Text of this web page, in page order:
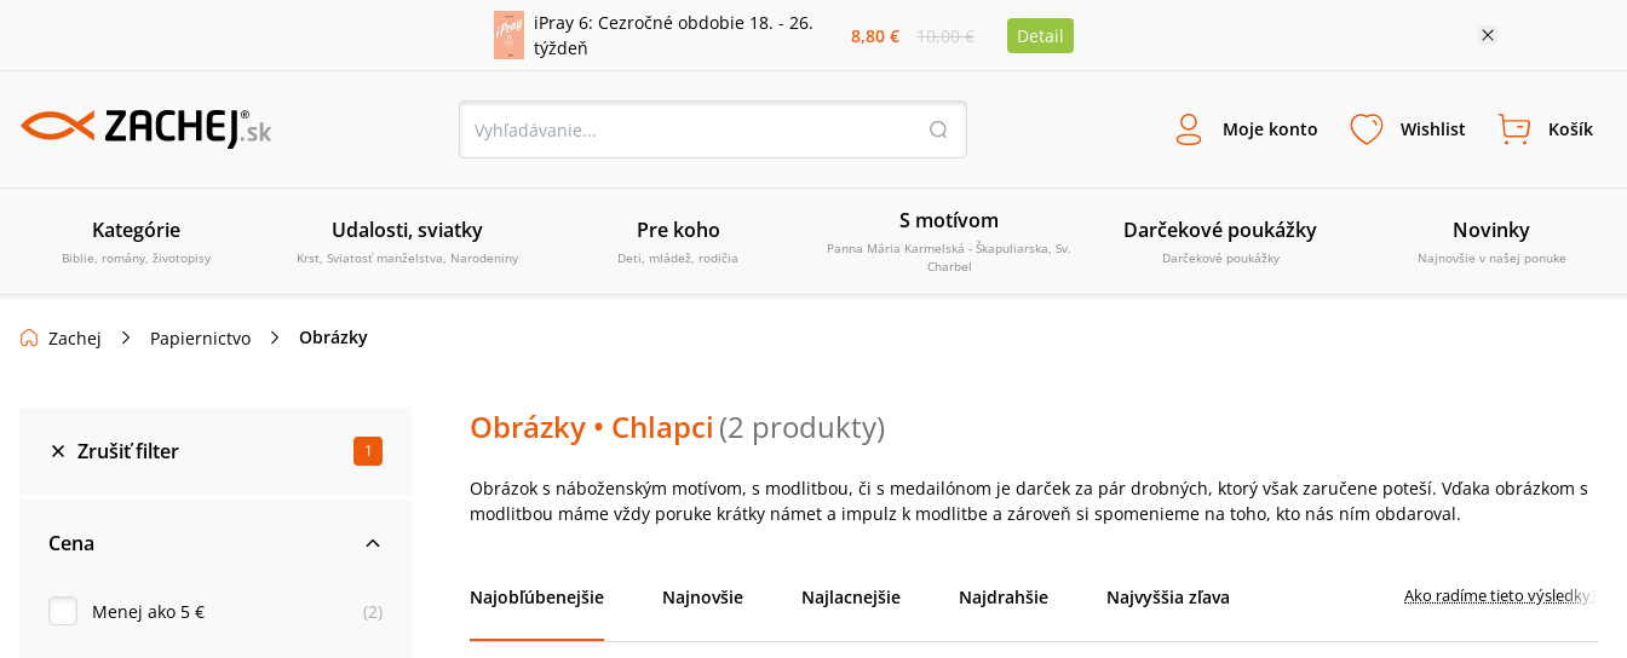
iPray 6: Cezročné obdobie 18. - 26.
týždeň
8,80 € 10,00 € Detail
Moje konto Wishlist Košík
Kategórie
Biblie, romány, životopisy
Udalosti, sviatky
Krst, Sviatosť manželstva, Narodeniny
Pre koho
Deti, mládež, rodičia
S motívom
Panna Mária Karmelská - Škapuliarska, Sv.
Charbel
Darčekové poukážky
Darčekové poukážky
Novinky
Najnovšie v našej ponuke
Zachej Papiernictvo Obrázky
Zrušiť filter 1
Cena
Menej ako 5 € (2)
Obrázky • Chlapci (2 produkty)
Obrázok s náboženským motívom, s modlitbou, či s medailónom je darček za pár drobných, ktorý však zaručene poteší. Vďaka obrázkom s
modlitbou máme vždy poruke krátky námet a impulz k modlitbe a zároveň si spomenieme na toho, kto nás ním obdaroval.
Najobľúbenejšie Najnovšie Najlacnejšie Najdrahšie Najvyššia zľava Ako radíme tieto výsledky?